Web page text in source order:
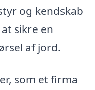
og kendskab
sikre en
af jord.
som et firma